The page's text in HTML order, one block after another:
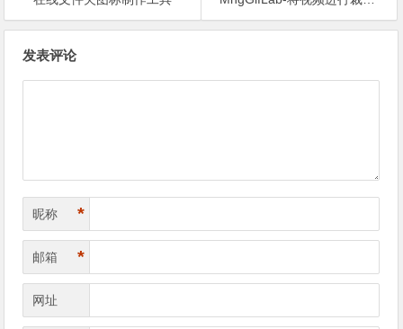
发表评论
昵称 *
邮箱 *
网址